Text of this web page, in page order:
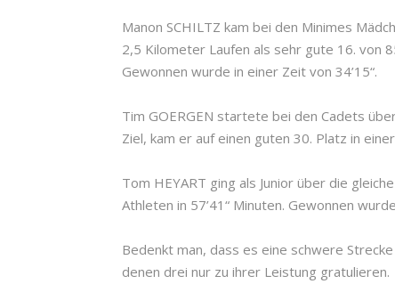
Manon SCHILTZ kam bei den Minimes
2,5 Kilometer Laufen als sehr gute 16. von
Gewonnen wurde in einer Zeit von 34’15“.
Tim GOERGEN startete bei den Cadets
Ziel, kam er auf einen guten 30. Platz in
Tom HEYART ging als Junior über die
Athleten in 57’41“ Minuten. Gewonnen
Bedenkt man, dass es eine schwere
denen drei nur zu ihrer Leistung gratulieren.